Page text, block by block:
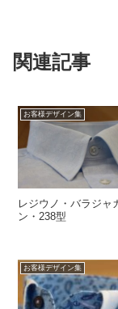
関連記事
お客様デザイン集
レジウノ・バラジ
ン・238型
お客様デザイン集